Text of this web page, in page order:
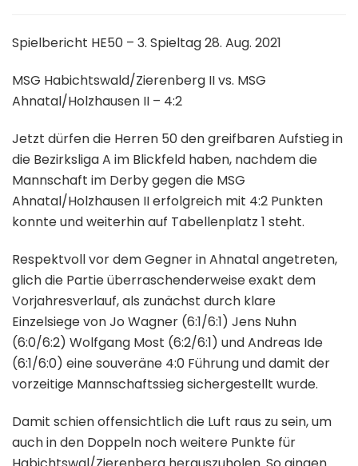
Spielbericht HE50 – 3. Spieltag 28. Aug. 2021
MSG Habichtswald/Zierenberg II vs. MSG
Ahnatal/Holzhausen II – 4:2
Jetzt dürfen die Herren 50 den greifbaren Aufstieg in
die Bezirksliga A im Blickfeld haben, nachdem die
Mannschaft im Derby gegen die MSG
Ahnatal/Holzhausen II erfolgreich mit 4:2 Punkten
konnte und weiterhin auf Tabellenplatz 1 steht.
Respektvoll vor dem Gegner in Ahnatal angetreten,
glich die Partie überraschenderweise exakt dem
Vorjahresverlauf, als zunächst durch klare
Einzelsiege von Jo Wagner (6:1/6:1) Jens Nuhn
(6:0/6:2) Wolfgang Most (6:2/6:1) und Andreas Ide
(6:1/6:0) eine souveräne 4:0 Führung und damit der
vorzeitige Mannschaftssieg sichergestellt wurde.
Damit schien offensichtlich die Luft raus zu sein, um
auch in den Doppeln noch weitere Punkte für